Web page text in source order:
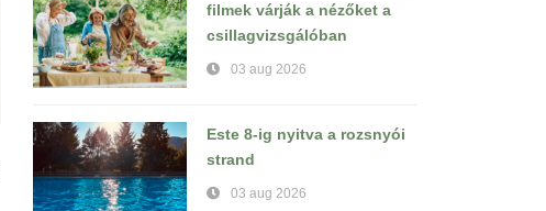
filmek várják a nézőket a
csillagvizsgálóban
03 aug 2026
Este 8-ig nyitva a rozsnyói
strand
03 aug 2026